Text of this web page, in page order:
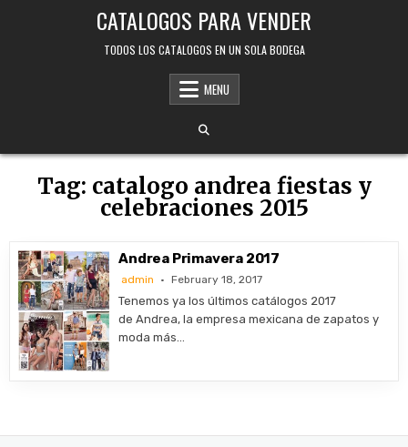
CATALOGOS PARA VENDER
TODOS LOS CATALOGOS EN UN SOLA BODEGA
MENU
Tag: catalogo andrea fiestas y
celebraciones 2015
Andrea Primavera 2017
admin February 18, 2017
Tenemos ya los últimos catálogos 2017
de Andrea, la empresa mexicana de zapatos y
moda más…